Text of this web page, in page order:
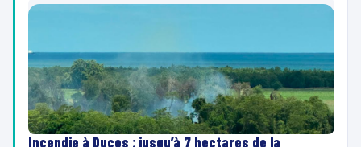
Incendie à Ducos : jusqu’à 7 hectares de la